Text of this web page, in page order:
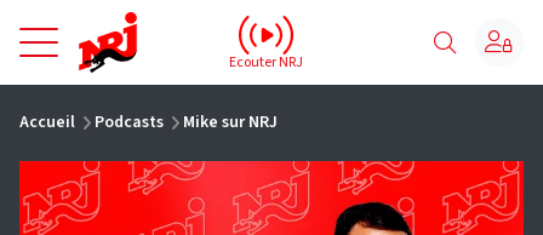
NRJ - Accueil
Ecouter NRJ
Accueil Podcasts Mike sur NRJ